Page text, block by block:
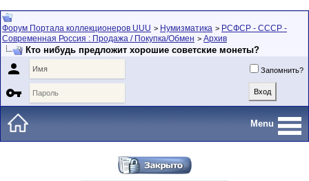
Форум Портала коллекционеров UUU > Нумизматика > РСФСР - СССР -
Современная Россия : Продажа / Покупка/Обмен > Архив
Кто нибудь предложит хорошие советские монеты?
 Запомнить?

Menu